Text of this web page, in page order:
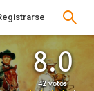
8.0
42 votos